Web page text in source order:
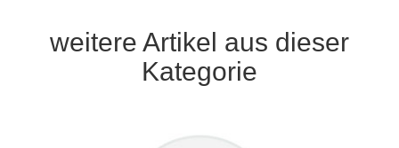
weitere Artikel aus dieser
Kategorie